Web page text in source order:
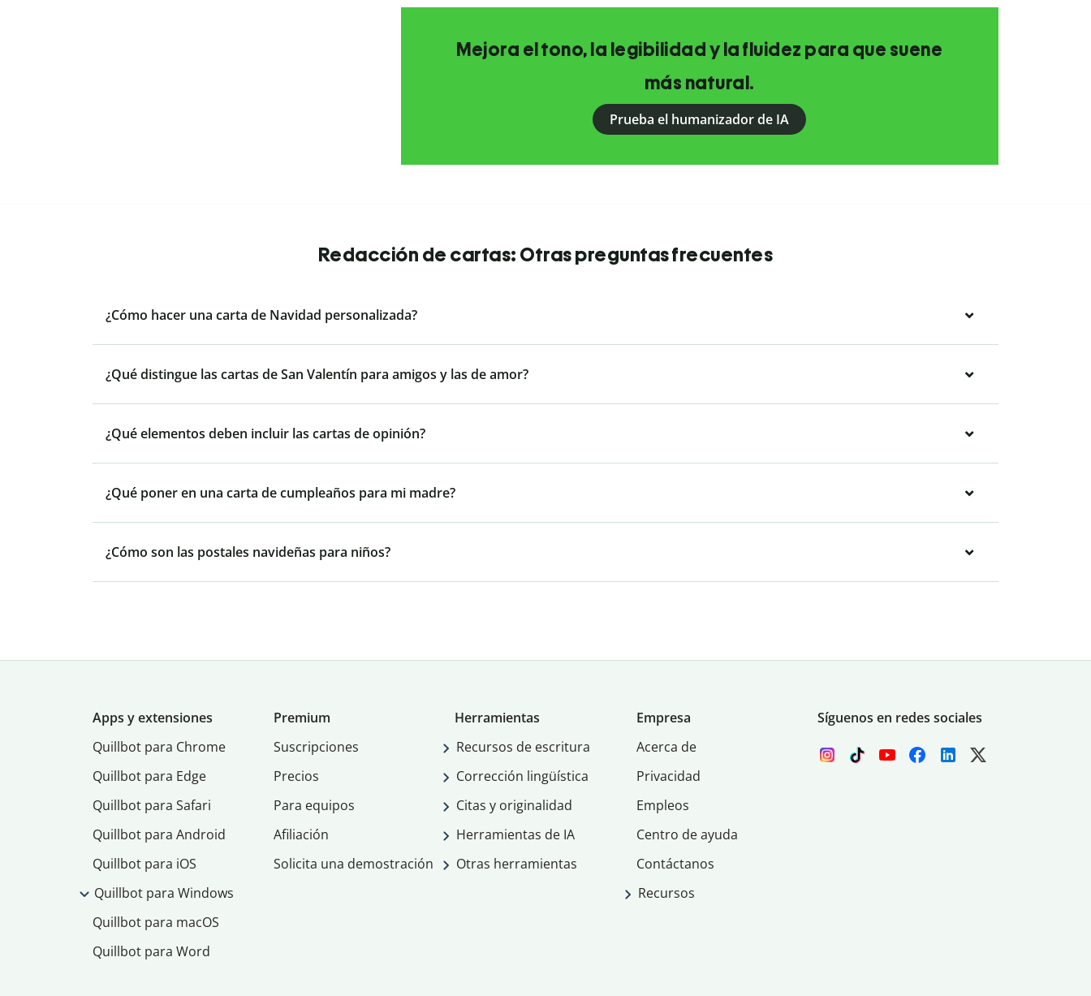
Mejora el tono, la legibilidad y la fluidez para que suene
más natural.
Prueba el humanizador de IA
Redacción de cartas: Otras preguntas frecuentes
¿Cómo hacer una carta de Navidad personalizada?
¿Qué distingue las cartas de San Valentín para amigos y las de amor?
¿Qué elementos deben incluir las cartas de opinión?
¿Qué poner en una carta de cumpleaños para mi madre?
¿Cómo son las postales navideñas para niños?
Apps y extensiones
Quillbot para Chrome
Quillbot para Edge
Quillbot para Safari
Quillbot para Android
Quillbot para iOS
Quillbot para Windows
Quillbot para macOS
Quillbot para Word
Premium
Suscripciones
Precios
Para equipos
Afiliación
Solicita una demostración
Herramientas
Recursos de escritura
Corrección lingüística
Citas y originalidad
Herramientas de IA
Otras herramientas
Empresa
Acerca de
Privacidad
Empleos
Centro de ayuda
Contáctanos
Recursos
Síguenos en redes sociales